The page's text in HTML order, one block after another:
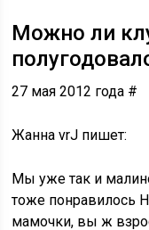
Можно ли
27 мая 2012 года #
Жанна vrJ пишет:
Мы уже так и
тоже понравилось
мамочки, вы ж